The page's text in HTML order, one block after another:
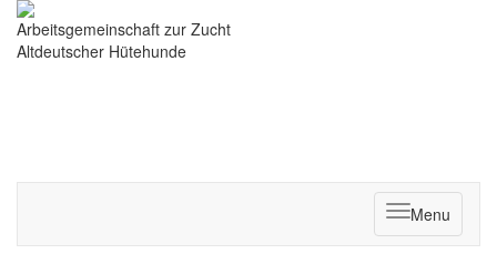
Arbeitsgemeinschaft zur Zucht
Altdeutscher Hütehunde
Menu